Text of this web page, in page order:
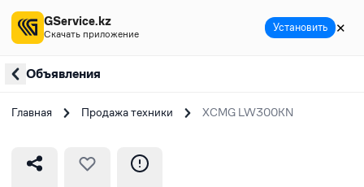
Объявления
Главная Продажа техники XCMG LW300KN
GService.kz
Скачать приложение Установить ✕